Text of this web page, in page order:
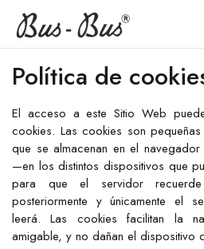
Política de
El acceso a este Sitio Web
cookies. Las cookies son
que se almacenan en el
—en los distintos dispositivos que
para que el servidor
posteriormente y únicamente el
leerá. Las cookies facilitan la
amigable, y no dañan el dispositivo